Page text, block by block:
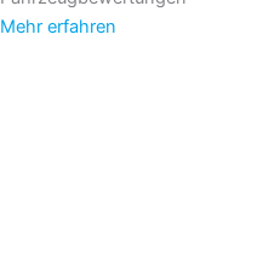
Mehr erfahren